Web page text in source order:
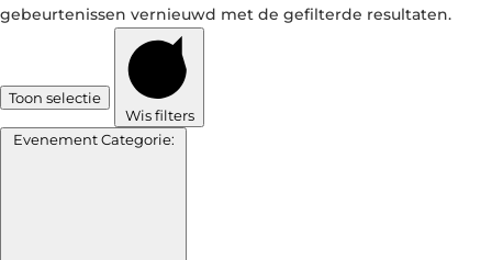
gebeurtenissen vernieuwd met de gefilterde resultaten.
Toon selectie
Wis filters
Evenement Categorie: